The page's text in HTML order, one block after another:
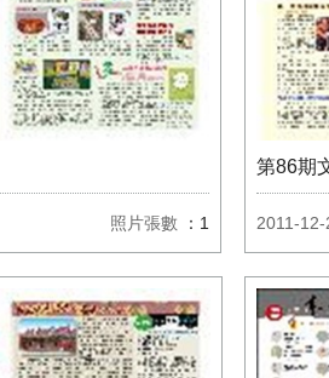
照片張數 ：1
第86期
2011-12-